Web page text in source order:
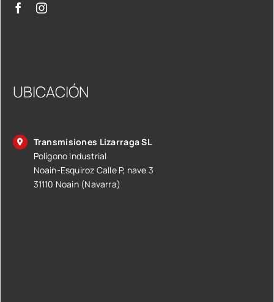
UBICACIÓN
Transmisiones Lizarraga SL
Polígono Industrial
Noain-Esquiroz Calle P, nave 3
31110 Noain (Navarra)